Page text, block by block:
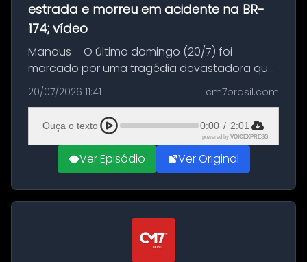
estrada e morreu em acidente na BR-
174; vídeo
Manaus – O último domingo (20/7) foi
marcado por uma tragédia devastadora que
resultou na morte precoce de dois jovens na
BR-174, na zona rural de Manaus. Um passeio
com destino a um típico café regio...
20/07/2026 11:41 cm7brasil.com
Ouça o texto 0:00 / 2:01
powered by VOICEXPRESS
Ver Episódio Ver Original